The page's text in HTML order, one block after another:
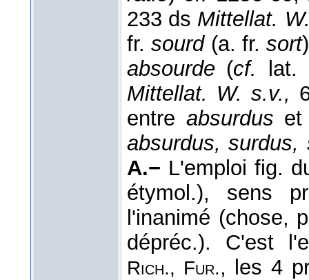
233 ds Mittellat.
fr.sourd(a. fr.sort
absourde (cf.
lat.
Mittellat. W. s.v.,
entre absurdus
absurdus,
A.− L'emploi fig.
étymol.), sens
l'inanimé (chose,
dépréc.). C'est
Rich., Fur., les 4